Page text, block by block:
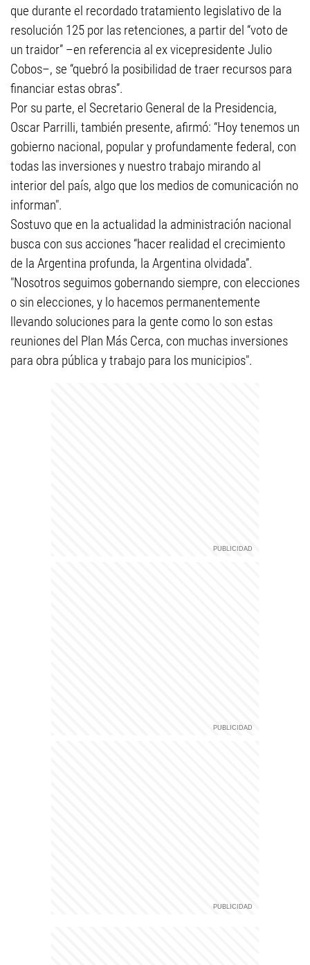
que durante el recordado tratamiento legislativo de la
resolución 125 por las retenciones, a partir del “voto de
un traidor” –en referencia al ex vicepresidente Julio
Cobos–, se “quebró la posibilidad de traer recursos para
financiar estas obras”.
Por su parte, el Secretario General de la Presidencia,
Oscar Parrilli, también presente, afirmó: “Hoy tenemos un
gobierno nacional, popular y profundamente federal, con
todas las inversiones y nuestro trabajo mirando al
interior del país, algo que los medios de comunicación no
informan".
Sostuvo que en la actualidad la administración nacional
busca con sus acciones “hacer realidad el crecimiento
de la Argentina profunda, la Argentina olvidada”.
"Nosotros seguimos gobernando siempre, con elecciones
o sin elecciones, y lo hacemos permanentemente
llevando soluciones para la gente como lo son estas
reuniones del Plan Más Cerca, con muchas inversiones
para obra pública y trabajo para los municipios".